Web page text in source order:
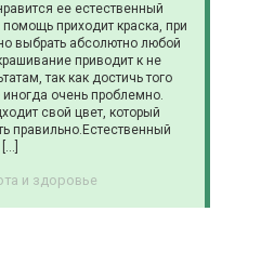
ее естественный
приходит краска, при
выбрать абсолютно любой
приводит к не
так как достичь того
иногда очень проблемно.
свой цвет, который
правильно.Естественный
и здоровье